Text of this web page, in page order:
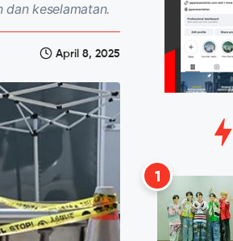
keselamatan.
April 8, 2025
1